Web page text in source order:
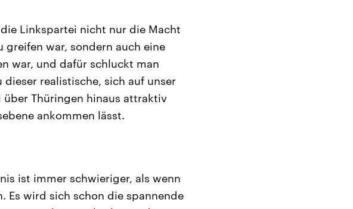
Linkspartei nicht nur die Macht
war, sondern auch eine
war, und dafür schluckt man
realistische, sich auf unser
über Thüringen hinaus attraktiv
ankommen lässt.
ist immer schwieriger, als wenn
Es wird sich schon die spannende